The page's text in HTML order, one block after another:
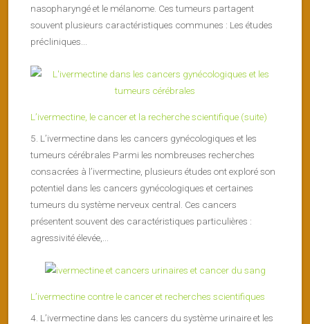
nasopharyngé et le mélanome. Ces tumeurs partagent
souvent plusieurs caractéristiques communes : Les études
précliniques...
L’ivermectine, le cancer et la recherche scientifique (suite)
5. L’ivermectine dans les cancers gynécologiques et les
tumeurs cérébrales Parmi les nombreuses recherches
consacrées à l’ivermectine, plusieurs études ont exploré son
potentiel dans les cancers gynécologiques et certaines
tumeurs du système nerveux central. Ces cancers
présentent souvent des caractéristiques particulières :
agressivité élevée,...
L’ivermectine contre le cancer et recherches scientifiques
4. L’ivermectine dans les cancers du système urinaire et les